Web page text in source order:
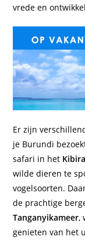
vrede en
Er zijn
je Burundi
safari in het
wilde dieren te
vogelsoorten.
de prachtige
Tanganyikameer,
genieten van het